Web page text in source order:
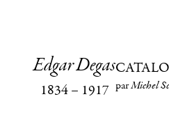
Edgar Degas
1834– 1917 parMichel